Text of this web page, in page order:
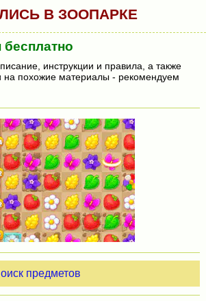
В ЗООПАРКЕ
бесплатно
инструкции и правила, а также
на похожие материалы - рекомендуем
предметов